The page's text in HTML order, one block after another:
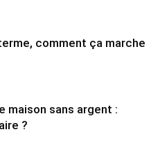
comment ça marche
maison sans argent :
?